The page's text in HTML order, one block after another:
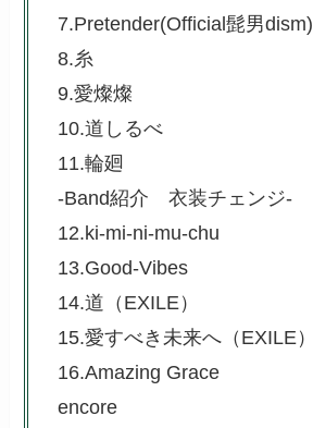
7.Pretender(Official髭男dism)
8.糸
9.愛燦燦
10.道しるべ
11.輪廻
-Band紹介 衣装チェンジ-
12.ki-mi-ni-mu-chu
13.Good-Vibes
14.道（EXILE）
15.愛すべき未来へ（EXILE）
16.Amazing Grace
encore